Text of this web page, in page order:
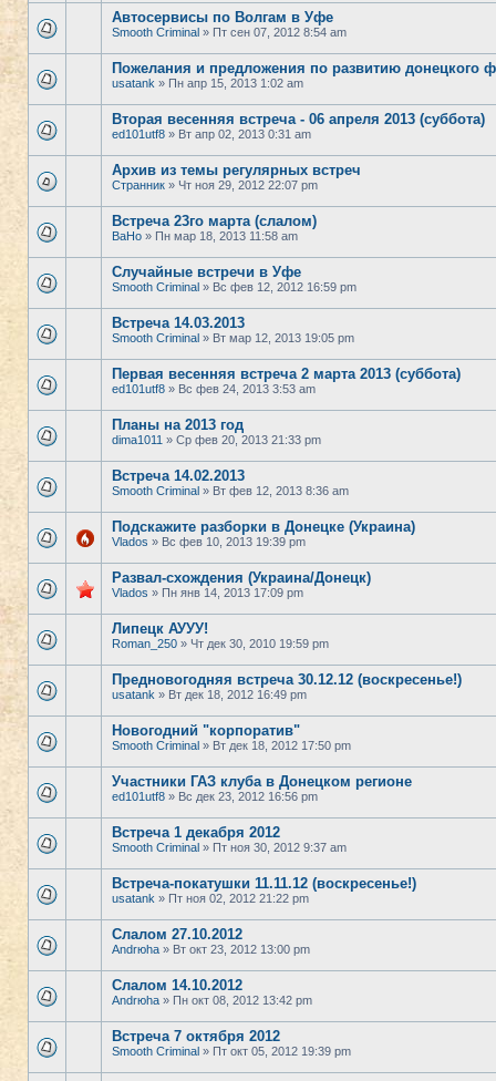
Автосервисы по Волгам в Уфе
Smooth Criminal » Пт сен 07, 2012 8:54 am
Пожелания и предложения по развитию донецкого
usatank » Пн апр 15, 2013 1:02 am
Вторая весенняя встреча - 06 апреля 2013 (суббота)
ed101utf8 » Вт апр 02, 2013 0:31 am
Архив из темы регулярных встреч
Странник » Чт ноя 29, 2012 22:07 pm
Встреча 23го марта (слалом)
BaHo » Пн мар 18, 2013 11:58 am
Случайные встречи в Уфе
Smooth Criminal » Вс фев 12, 2012 16:59 pm
Встреча 14.03.2013
Smooth Criminal » Вт мар 12, 2013 19:05 pm
Первая весенняя встреча 2 марта 2013 (суббота)
ed101utf8 » Вс фев 24, 2013 3:53 am
Планы на 2013 год
dima1011 » Ср фев 20, 2013 21:33 pm
Встреча 14.02.2013
Smooth Criminal » Вт фев 12, 2013 8:36 am
Подскажите разборки в Донецке (Украина)
Vlados » Вс фев 10, 2013 19:39 pm
Развал-схождения (Украина/Донецк)
Vlados » Пн янв 14, 2013 17:09 pm
Липецк АУУУ!
Roman_250 » Чт дек 30, 2010 19:59 pm
Предновогодняя встреча 30.12.12 (воскресенье!)
usatank » Вт дек 18, 2012 16:49 pm
Новогодний "корпоратив"
Smooth Criminal » Вт дек 18, 2012 17:50 pm
Участники ГАЗ клуба в Донецком регионе
ed101utf8 » Вс дек 23, 2012 16:56 pm
Встреча 1 декабря 2012
Smooth Criminal » Пт ноя 30, 2012 9:37 am
Встреча-покатушки 11.11.12 (воскресенье!)
usatank » Пт ноя 02, 2012 21:22 pm
Слалом 27.10.2012
Andrюha » Вт окт 23, 2012 13:00 pm
Слалом 14.10.2012
Andrюha » Пн окт 08, 2012 13:42 pm
Встреча 7 октября 2012
Smooth Criminal » Пт окт 05, 2012 19:39 pm